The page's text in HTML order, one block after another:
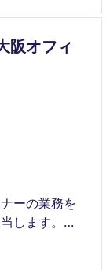
阪オフィ
ーの業務を
します。
整力を発揮